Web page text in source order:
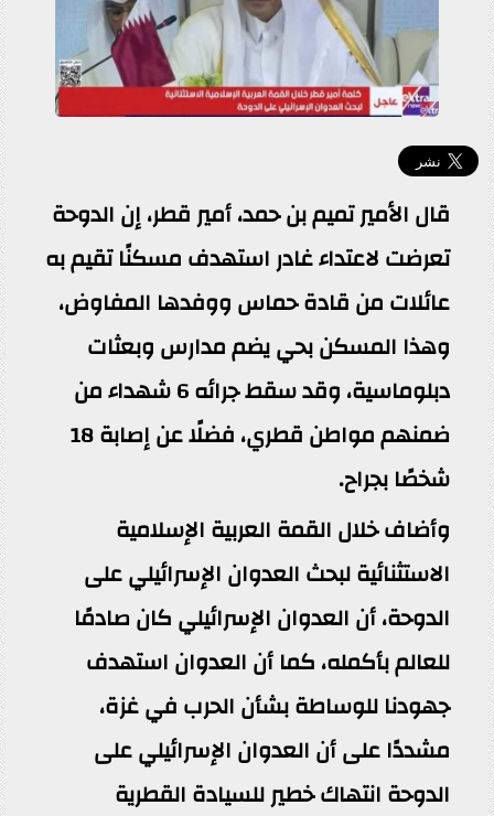
قال الأمير تميم بن حمد، أمير قطر، إن الدوحة
تعرضت لاعتداء غادر استهدف مسكنًا تقيم به
عائلات من قادة حماس ووفدها المفاوض،
وهذا المسكن بحي يضم مدارس وبعثات
دبلوماسية، وقد سقط جرائه 6 شهداء من
ضمنهم مواطن قطري، فضلًا عن إصابة 18
شخصًا بجراح.
وأضاف خلال القمة العربية الإسلامية
الاستثنائية لبحث العدوان الإسرائيلي على
الدوحة، أن العدوان الإسرائيلي كان صادمًا
للعالم بأكمله، كما أن العدوان استهدف
جهودنا للوساطة بشأن الحرب في غزة،
مشددًا على أن العدوان الإسرائيلي على
الدوحة انتهاك خطير للسيادة القطرية